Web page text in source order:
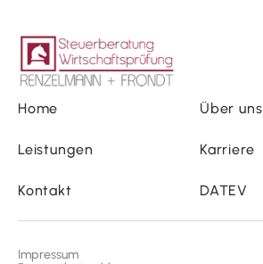
Home Über uns
Leistungen Karriere
Kontakt DATEV
Impressum